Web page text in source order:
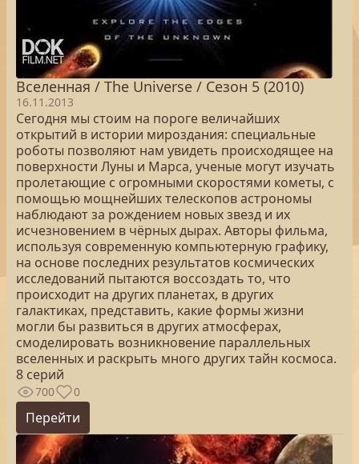
Вселенная / The Universe / Сезон 5 (2010)
16.11.2013
Сегодня мы стоим на пороге величайших
открытий в истории мироздания: специальные
роботы позволяют нам увидеть происходящее на
поверхности Луны и Марса, ученые могут изучать
пролетающие с огромными скоростями кометы, с
помощью мощнейших телескопов астрономы
наблюдают за рождением новых звезд и их
исчезновением в чёрных дырах. Авторы фильма,
используя современную компьютерную графику,
на основе последних результатов космических
исследований пытаются воссоздать то, что
происходит на других планетах, в других
галактиках, представить, какие формы жизни
могли бы развиться в других атмосферах,
смоделировать возникновение параллельных
вселенных и раскрыть много других тайн космоса.
8 серий
700 0
Перейти